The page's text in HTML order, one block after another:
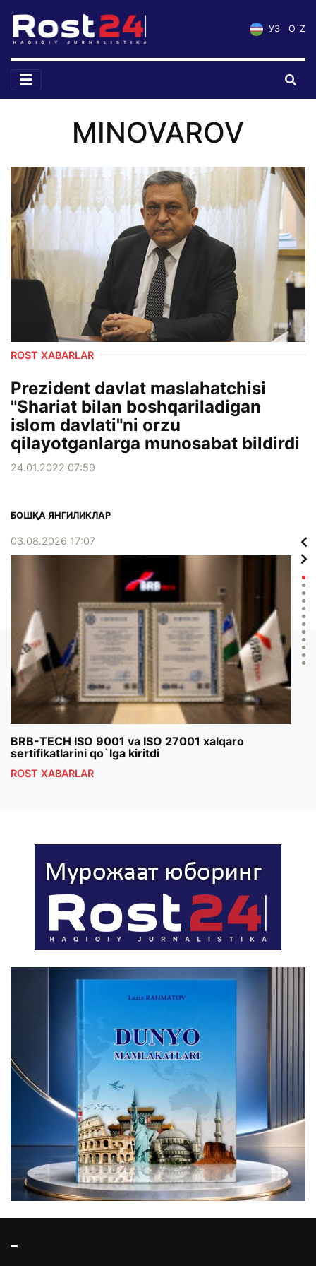
УЗ O`Z
MINOVAROV
ROST XABARLAR
Prezident davlat maslahatchisi
"Shariat bilan boshqariladigan
islom davlati"ni orzu
qilayotganlarga munosabat bildirdi
24.01.2022 07:59
БОШҚА ЯНГИЛИКЛАР
03.08.2026 17:07
BRB-TECH ISO 9001 va ISO 27001 xalqaro
sertifikatlarini qo`lga kiritdi
ROST XABARLAR